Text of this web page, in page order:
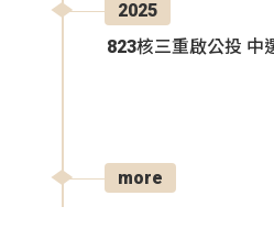
2025
823核三重啟公投 中
more